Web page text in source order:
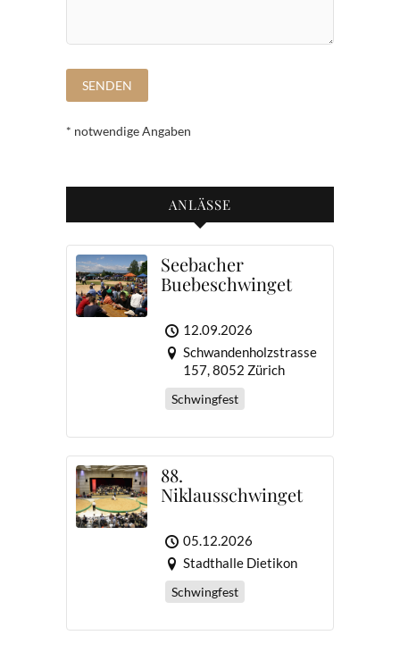
* notwendige Angaben
ANLÄSSE
Seebacher
Buebeschwinget
12.09.2026
Schwandenholzstrasse
157, 8052 Zürich
Schwingfest
88.
Niklausschwinget
05.12.2026
Stadthalle Dietikon
Schwingfest